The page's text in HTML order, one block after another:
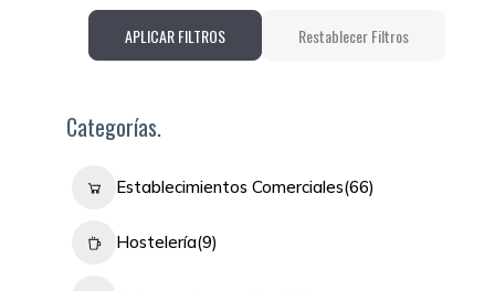
APLICAR FILTROS Restablecer Filtros
Categorías.
Establecimientos Comerciales(66)
Hostelería(9)